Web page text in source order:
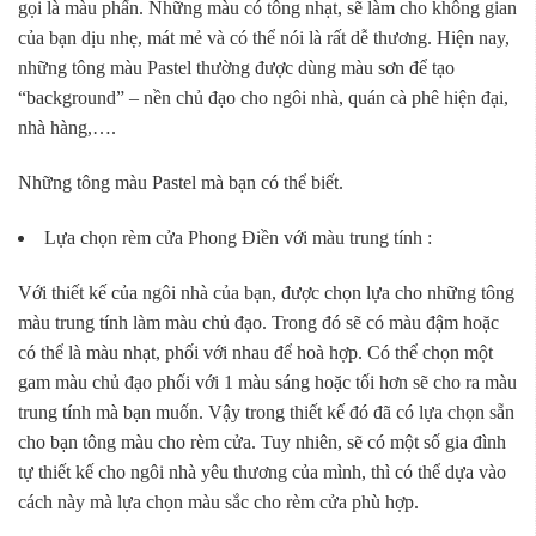
gọi là màu phấn. Những màu có tông nhạt, sẽ làm cho không gian
của bạn dịu nhẹ, mát mẻ và có thể nói là rất dễ thương. Hiện nay,
những tông màu Pastel thường được dùng màu sơn để tạo
“background” – nền chủ đạo cho ngôi nhà, quán cà phê hiện đại,
nhà hàng,….
Những tông màu Pastel mà bạn có thể biết.
Lựa chọn rèm cửa Phong Điền với màu trung tính :
Với thiết kế của ngôi nhà của bạn, được chọn lựa cho những tông
màu trung tính làm màu chủ đạo. Trong đó sẽ có màu đậm hoặc
có thể là màu nhạt, phối với nhau để hoà hợp. Có thể chọn một
gam màu chủ đạo phối với 1 màu sáng hoặc tối hơn sẽ cho ra màu
trung tính mà bạn muốn. Vậy trong thiết kế đó đã có lựa chọn sẵn
cho bạn tông màu cho rèm cửa. Tuy nhiên, sẽ có một số gia đình
tự thiết kế cho ngôi nhà yêu thương của mình, thì có thể dựa vào
cách này mà lựa chọn màu sắc cho rèm cửa phù hợp.